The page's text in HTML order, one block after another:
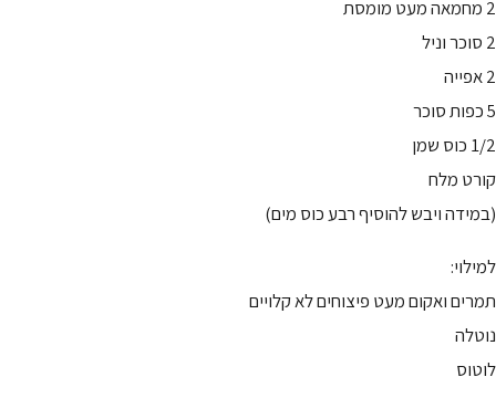
2 מחמאה מעט מומסת
2 סוכר וניל
2 אפייה
5 כפות סוכר
1/2 כוס שמן
קורט מלח
(במידה ויבש להוסיף רבע כוס מים)
למילוי:
תמרים ואקום מעט פיצוחים לא קלויים
נוטלה
לוטוס